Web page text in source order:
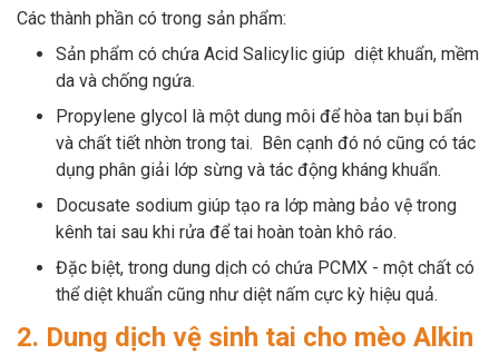
Các thành phần có trong sản phẩm:
Sản phẩm có chứa Acid Salicylic giúp diệt khuẩn, mềm
da và chống ngứa.
Propylene glycol là một dung môi để hòa tan bụi bẩn
và chất tiết nhờn trong tai. Bên cạnh đó nó cũng có tác
dụng phân giải lớp sừng và tác động kháng khuẩn.
Docusate sodium giúp tạo ra lớp màng bảo vệ trong
kênh tai sau khi rửa để tai hoàn toàn khô ráo.
Đặc biệt, trong dung dịch có chứa PCMX - một chất có
thể diệt khuẩn cũng như diệt nấm cực kỳ hiệu quả.
2. Dung dịch vệ sinh tai cho mèo Alkin